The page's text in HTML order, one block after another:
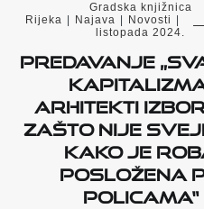
Gradska knjižnica
Rijeka
Najava Novosti
listopada 2024.
Predavanje
Arhitekti
zašto nije
kako je
posložena
policama“